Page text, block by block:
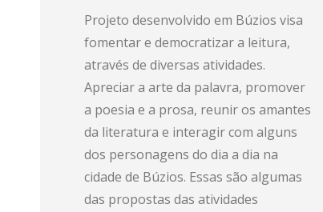
Projeto desenvolvido em Búzios visa
fomentar e democratizar a leitura,
através de diversas atividades.
Apreciar a arte da palavra, promover
a poesia e a prosa, reunir os amantes
da literatura e interagir com alguns
dos personagens do dia a dia na
cidade de Búzios. Essas são algumas
das propostas das atividades